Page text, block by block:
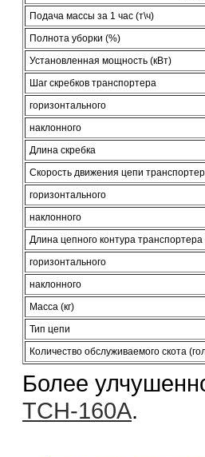
Подача массы за 1 час (т\ч)
Полнота уборки (%)
Установленная мощность (кВт)
Шаг скребков транспортера
горизонтального
наклонного
Длина скребка
Скорость движения цепи
горизонтального
наклонного
Длина цепного контура
горизонтального
наклонного
Масса (кг)
Тип цепи
Количество обслуживаемого скота
Более
ТСН-160А.